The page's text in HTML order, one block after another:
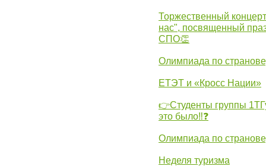
Торжественный
нас", посвященный
СПО👏
Олимпиада по
ЕТЭТ и «Кросс Нации»
👉Студенты группы
это было‼❓
Олимпиада по
Неделя туризма